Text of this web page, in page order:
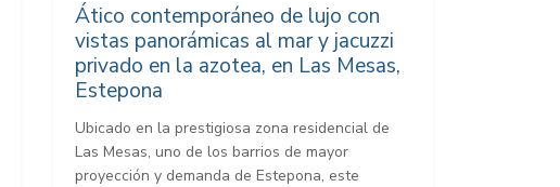
Ático contemporáneo de lujo con
vistas panorámicas al mar y jacuzzi
privado en la azotea, en Las Mesas,
Estepona
Ubicado en la prestigiosa zona residencial de
Las Mesas, uno de los barrios de mayor
proyección y demanda de Estepona, este